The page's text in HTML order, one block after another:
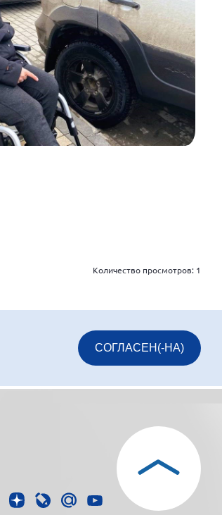
Количество просмотров: 1
СОГЛАСЕН(-НА)